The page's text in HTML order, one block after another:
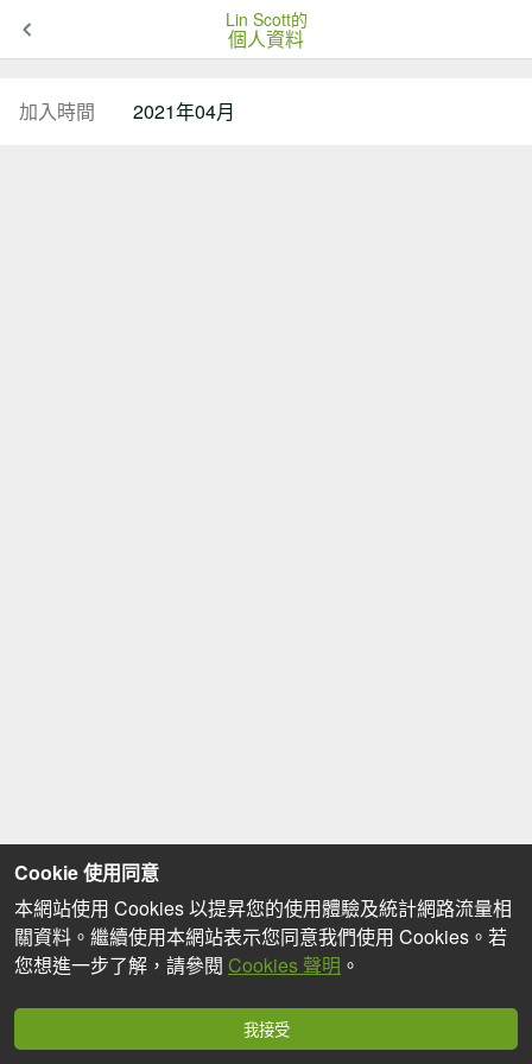
Lin Scott的
個人資料
加入時間 2021年04月
Cookie 使用同意
本網站使用 Cookies 以提昇您的使用體驗及統計網路流量相
關資料。繼續使用本網站表示您同意我們使用 Cookies。若
您想進一步了解，請參閱 Cookies 聲明 。
我接受